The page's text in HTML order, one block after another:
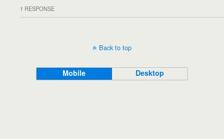
1 RESPONSE
Back to top
Mobile Desktop